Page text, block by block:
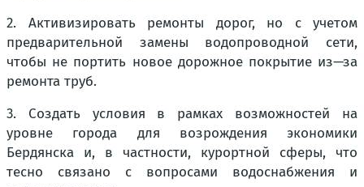
2. Активизировать ремонты дорог, но с учетом
предварительной замены водопроводной сети,
чтобы не портить новое дорожное покрытие из—за
ремонта труб.
3. Создать условия в рамках возможностей на
уровне города для возрождения экономики
Бердянска и, в частности, курортной сферы, что
тесно связано с вопросами водоснабжения и